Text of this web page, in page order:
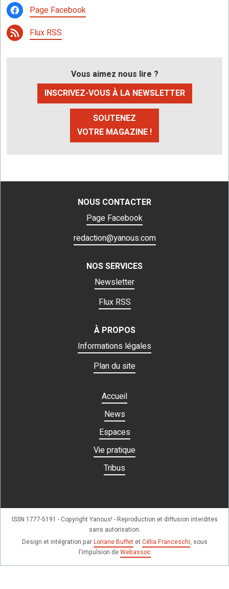
Page Facebook
Flux RSS
Vous aimez nous lire ?
INSCRIVEZ-VOUS À LA NEWSLETTER
SOUTENEZ
VOTRE MAGAZINE !
NOUS CONTACTER
Page Facebook
redaction@yanous.com
NOS SERVICES
Newsletter
Flux RSS
À PROPOS
Informations légales
Plan du site
Accueil
News
Espaces
Vie pratique
Tribus
ISSN 1777-5191 - Copyright Yanous! - Reproduction et diffusion interdites
sans autorisation.
Design et intégration parLoriane Buffetet Célia Franceschi, sous
l'impulsion deWebassoc